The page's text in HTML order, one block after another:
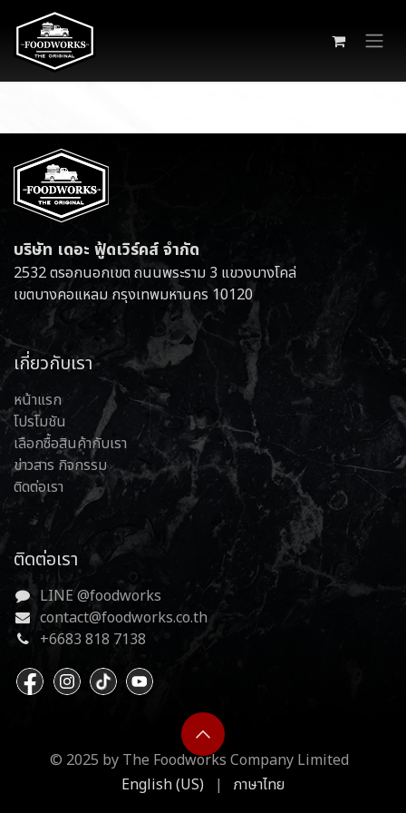
Skip to Content
บริษัท เดอะ ฟู้ดเวิร์คส์ จำกัด
2532 ตรอกนอกเขต ถนนพระราม 3 แขวงบางโคล่
เขตบางคอแหลม กรุงเทพมหานคร 10120
เกี่ยวกับเรา
หน้าแรก
โปรโมชัน
เลือกซื้อสินค้ากับเรา
ข่าวสาร กิจกรรม
ติดต่อเรา
ติดต่อเรา
LINE @foodworks
contact@foodworks.co.th
+6683 818 7138
© 2025 by The Foodworks Company Limited
English (US)
| ภาษาไทย